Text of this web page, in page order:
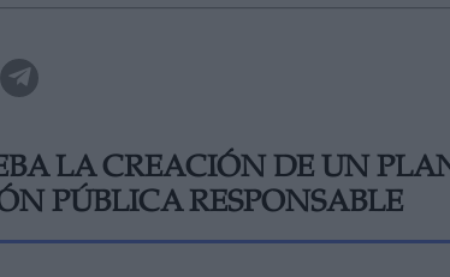
LA CREACIÓN DE UN
PÚBLICA RESPONSABLE